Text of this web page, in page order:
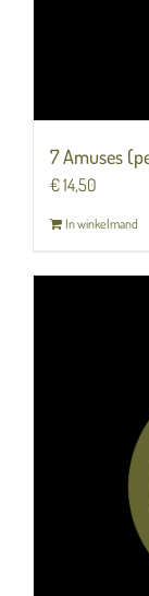
7 Amuses
€14,50
In winkelmand